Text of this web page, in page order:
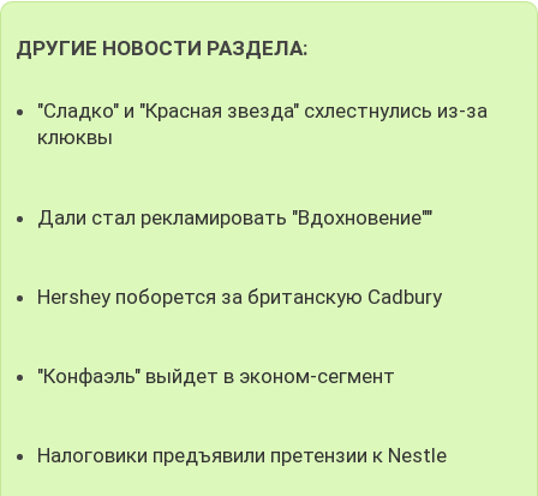
ДРУГИЕ НОВОСТИ РАЗДЕЛА:
"Сладко" и "Красная звезда" схлестнулись из-за
клюквы
Дали стал рекламировать "Вдохновение""
Hershey поборется за британскую Cadbury
"Конфаэль" выйдет в эконом-сегмент
Налоговики предъявили претензии к Nestle